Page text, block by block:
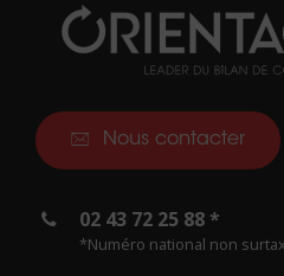
Nous contacter
02 43 72 25 88 *
*Numéro national non